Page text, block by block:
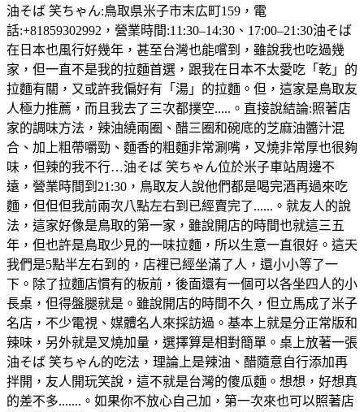
油そば 笑ちゃん:鳥取県米子市末広町159，電
話:+81859302992，營業時間:11:30–14:30、17:00–21:30油そば
在日本也風行好幾年，甚至台灣也能嚐到，雖說我也吃過幾
家，但一直不是我的拉麵首選，跟我在日本不太愛吃「乾」的
拉麵有關，又或許我偏好有「湯」的拉麵。但，這家是鳥取友
人極力推薦，而且我去了三次都撲空.....。直接說結論:照著店
家的調味方法，辣油繞兩圈、醋三圈和碗底的芝麻油醬汁混
合、加上粗帶嚼勁、麵香的粗麵非常涮嘴，叉燒非常厚也很夠
味，但辣的我不行…油そば 笑ちゃん位於米子車站周邊不
遠，營業時間到21:30，鳥取友人說他們都是喝完酒再過來吃
麵，但但但我前兩次八點左右到已經賣完了......。就友人的說
法，這家好像是鳥取的第一家，雖說開店的時間也就這三五
年，但也許是鳥取少見的一味拉麵，所以生意一直很好。這天
我們是5點半左右到的，店裡已經坐滿了人，還小小等了一
下。除了拉麵店慣有的板前，後面還有一個可以各坐四人的小
長桌，但得盤腿就是。雖說開店的時間不久，但立馬成了米子
名店，不少電視、媒體名人來採訪過。基本上就是分正常版和
辣味，另外就是叉燒加量，選擇算是相對簡單。桌上放著一張
油そば 笑ちゃん的吃法，理論上是辣油、醋隨意自行添加再
拌開，友人開玩笑說，這不就是台灣的傻瓜麵。想想，好想真
的差不多.......。如果你不放心自己加，第一次來也可以照著店